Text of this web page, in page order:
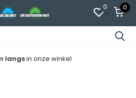
0 0
langsin onze winkel